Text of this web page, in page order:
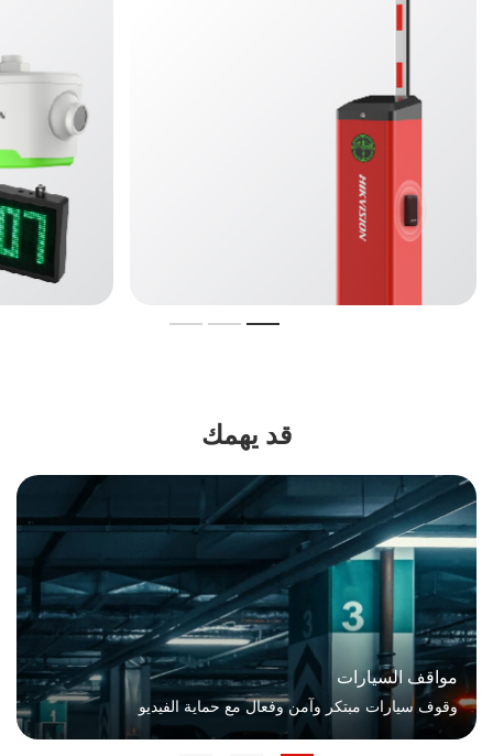
قد يهمك
مواقف السيارات
وقوف سيارات مبتكر وآمن وفعال مع حماية الفيديو